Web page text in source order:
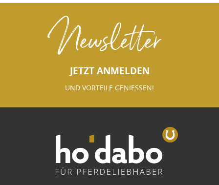
Newsletter
JETZT ANMELDEN
UND VORTEILE GENIESSEN!